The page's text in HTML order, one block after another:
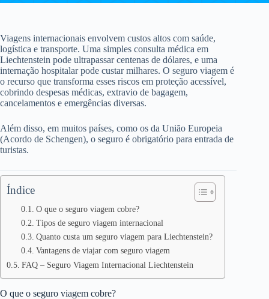
Viagens internacionais envolvem custos altos com saúde,
logística e transporte. Uma simples consulta médica em
Liechtenstein pode ultrapassar centenas de dólares, e uma
internação hospitalar pode custar milhares. O seguro viagem é
o recurso que transforma esses riscos em proteção acessível,
cobrindo despesas médicas, extravio de bagagem,
cancelamentos e emergências diversas.
Além disso, em muitos países, como os da União Europeia
(Acordo de Schengen), o seguro é obrigatório para entrada de
turistas.
Índice
O que o seguro viagem cobre?
Tipos de seguro viagem internacional
Quanto custa um seguro viagem para Liechtenstein?
Vantagens de viajar com seguro viagem
FAQ – Seguro Viagem Internacional Liechtenstein
O que o seguro viagem cobre?